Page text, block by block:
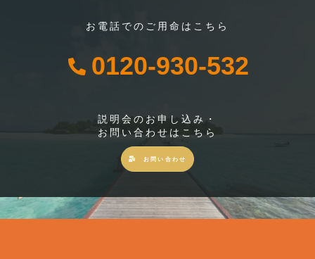
お電話でのご用命はこちら
0120-930-532
説明会のお申し込み・
お問い合わせはこちら
お問い合わせ